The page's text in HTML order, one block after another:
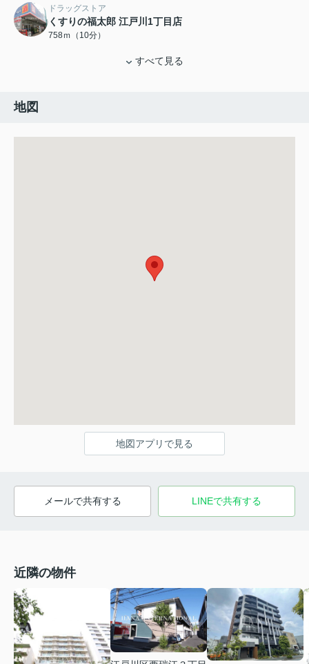
ドラッグストア
くすりの福太郎 江戸川1丁目店
758ｍ（10分）
すべて見る
地図
地図アプリで見る
メールで共有する LINEで共有する
近隣の物件